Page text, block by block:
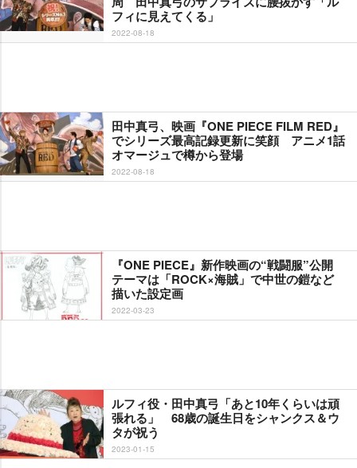
フィに見えてくる」
2022-08-18
田中真弓、映画『ONE PIECE FILM RED』
でシリーズ最高記録更新に笑顔 アニメ1話
オマージュで樽から登場
2022-08-18
『ONE PIECE』新作映画の“戦闘服”公開
テーマは「ROCK×海賊」で中世の鎧など
描いた設定画
2022-03-23
ルフィ役・田中真弓「あと10年くらいは頑
張れる」 68歳の誕生日をシャンクス＆ウ
タが祝う
2023-01-15